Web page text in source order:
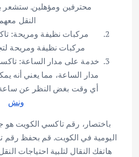
محترفين ومؤهلين. ستشعر
النقل
مركبات نظيفة ومريحة:
مركبات نظيفة ومريحة
خدمة على مدار الساعة:
مدار الساعة، مما يعني أنه
أي وقت بغض النظر عن ساعة
ونش
باختصار، رقم تاكسي الكويت هو
اليومية في الكويت. قم بحفظ
هاتفك النقال لتلبية احتياجات